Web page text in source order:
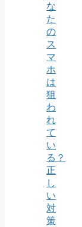
な
た
の
ス
マ
ホ
は
狙
わ
れ
て
い
る？
正
し
い
対
策